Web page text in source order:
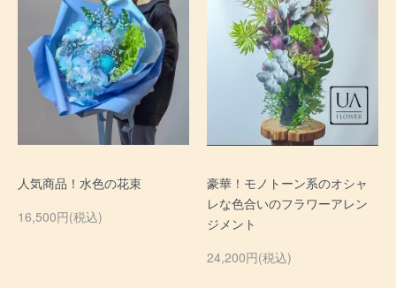
人気商品！水色の花束
16,500円(税込)
豪華！モノトーン系のオシャ
レな色合いのフラワーアレン
ジメント
24,200円(税込)